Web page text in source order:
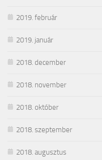
2019. február
2019. január
2018. december
2018. november
2018. október
2018. szeptember
2018. augusztus